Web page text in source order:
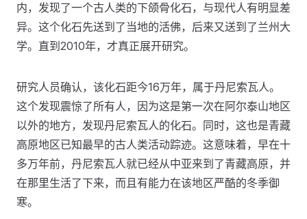
内，发现了一个古人类的下颌骨化石，与现代人有明显差
异。这个化石先送到了当地的活佛，后来又送到了兰州大
学。直到2010年，才真正展开研究。
研究人员确认，该化石距今16万年，属于丹尼索瓦人。
这个发现震惊了所有人，因为这是第一次在阿尔泰山地区
以外的地方，发现丹尼索瓦人的化石。同时，这也是青藏
高原地区已知最早的古人类活动踪迹。这意味着，早在十
多万年前，丹尼索瓦人就已经从中亚来到了青藏高原，并
在那里生活了下来，而且有能力在该地区严酷的冬季御
寒。